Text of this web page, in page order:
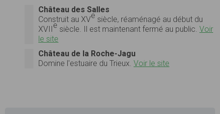
Château des Salles
Construit au XVe siècle, réaménagé au début du
XVIIe siècle. Il est maintenant fermé au public. Voir
le site
Château de la Roche-Jagu
Domine l'estuaire du Trieux. Voir le site